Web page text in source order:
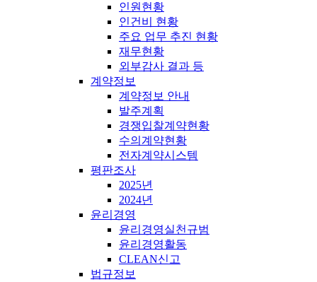
인원현황
인건비 현황
주요 업무 추진 현황
재무현황
외부감사 결과 등
계약정보
계약정보 안내
발주계획
경쟁입찰계약현황
수의계약현황
전자계약시스템
평판조사
2025년
2024년
윤리경영
윤리경영실천규범
윤리경영활동
CLEAN신고
법규정보